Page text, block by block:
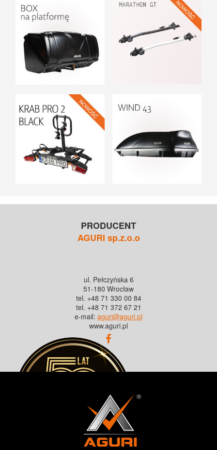
PRODUCENT
AGURI sp.z.o.o
ul. Pełczyńska 6
51-180 Wrocław
tel. +48 71 330 00 84
tel. +48 71 372 67 21
e-mail: aguri@aguri.pl
www.aguri.pl
